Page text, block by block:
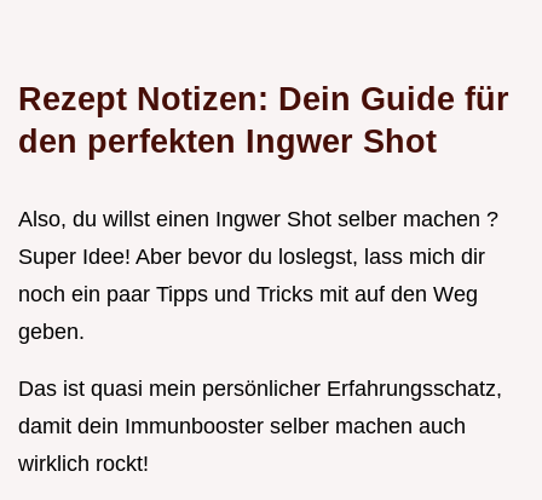
Rezept Notizen: Dein Guide für
den perfekten Ingwer Shot
Also, du willst einen Ingwer Shot selber machen ?
Super Idee! Aber bevor du loslegst, lass mich dir
noch ein paar Tipps und Tricks mit auf den Weg
geben.
Das ist quasi mein persönlicher Erfahrungsschatz,
damit dein Immunbooster selber machen auch
wirklich rockt!